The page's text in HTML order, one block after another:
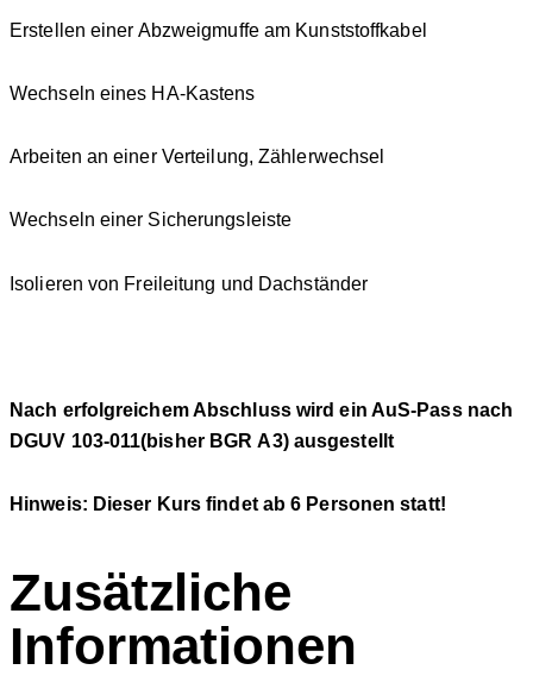
Erstellen einer Abzweigmuffe am Kunststoffkabel
Wechseln eines HA-Kastens
Arbeiten an einer Verteilung, Zählerwechsel
Wechseln einer Sicherungsleiste
Isolieren von Freileitung und Dachständer
Nach erfolgreichem Abschluss wird ein AuS-Pass nach
DGUV 103-011(bisher BGR A3) ausgestellt
Hinweis: Dieser Kurs findet ab 6 Personen statt!
Zusätzliche
Informationen